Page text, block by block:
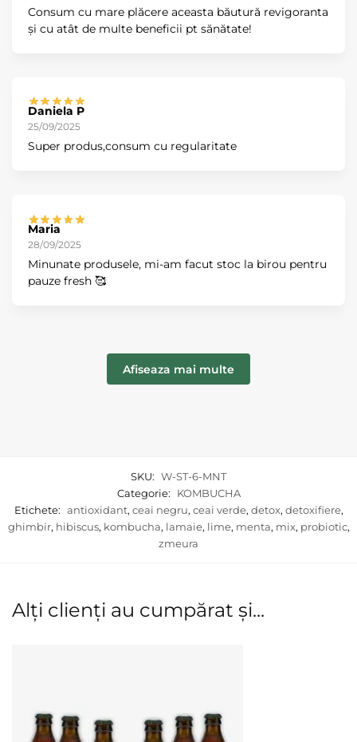
Consum cu mare plăcere aceasta băutură revigoranta
și cu atât de multe beneficii pt sănătate!
Daniela P
25/09/2025
Super produs,consum cu regularitate
Maria
28/09/2025
Minunate produsele, mi-am facut stoc la birou pentru
pauze fresh 🥰
Afiseaza mai multe
SKU: W-ST-6-MNT
Categorie:
KOMBUCHA
Etichete: antioxidant, ceai negru, ceai verde, detox, detoxifiere,
ghimbir, hibiscus, kombucha, lamaie, lime, menta, mix, probiotic,
zmeura
Alți clienți au cumpărat și...